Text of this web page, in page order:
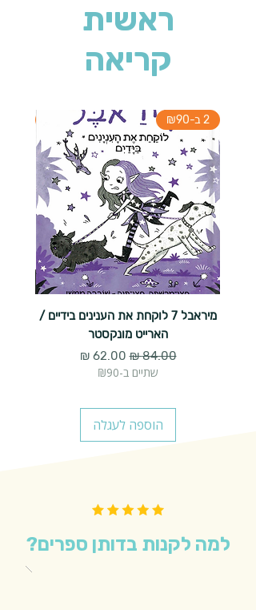
ראשית
קריאה
2 ב-₪90
מיראבל 7 לוקחת את הענינים בידיים /
הארייט מונקסטר
מחיר רגיל‏84.00 ‏₪ מחיר מבצע
שתיים ב-₪90
הוספה לעגלה
למה לקנות בדותן ספרים?